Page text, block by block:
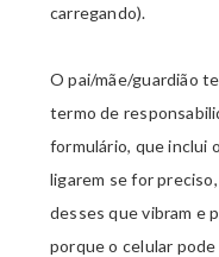
carregando).
O pai/mãe/guardião
termo de
formulário, que inclui
ligarem se for
desses que vibram e
porque o celular